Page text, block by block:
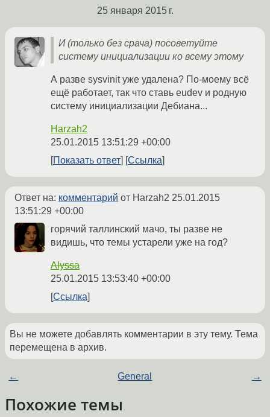
25 января 2015 г.
И (только без срача) посоветуйте
систему инициализации ко всему этому
А разве sysvinit уже удалена? По-моему всё
ещё работает, так что ставь eudev и родную
систему инициализации Дебиана...
Harzah2
25.01.2015 13:51:29 +00:00
Показать ответ
Ссылка
Ответ на: комментарий от Harzah2 25.01.2015
13:51:29 +00:00
горячий таллинский мачо, ты разве не
видишь, что темы устарели уже на год?
Alyssa
25.01.2015 13:53:40 +00:00
Ссылка
Вы не можете добавлять комментарии в эту тему. Тема
перемещена в архив.
← General →
Похожие темы